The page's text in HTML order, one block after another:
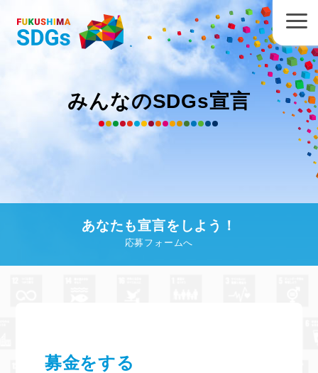
みんなのSDGs宣言
あなたも宣言をしよう！
応募フォームへ
募金をする